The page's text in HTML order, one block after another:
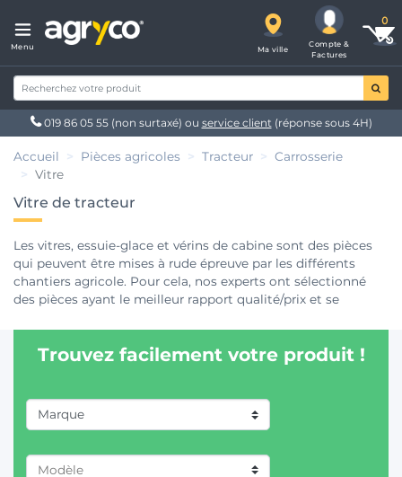
Menu Ma ville
Compte &
Factures
019 86 05 55 (non surtaxé) ou service client(réponse sous 4H)
Accueil Pièces agricoles Tracteur
Carrosserie
Vitre
Vitre de tracteur
Les vitres, essuie-glace et vérins de cabine sont des pièces
qui peuvent être mises à rude épreuve par les différents
chantiers agricole. Pour cela, nos experts ont sélectionné
des pièces ayant le meilleur rapport qualité/prix et se
concernant lespièces agricoleset plus particulièrement de
tracteur au 03.52.99.00.00
Trouvez facilement votre produit !
Marque
CASE IH (17)